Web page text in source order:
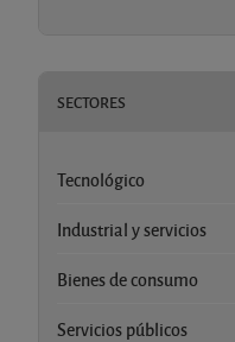
SECTORES
Tecnológico
Industrial y servicios
Bienes de consumo
Servicios públicos